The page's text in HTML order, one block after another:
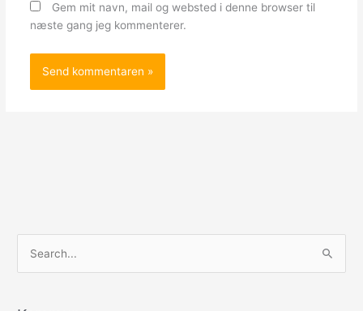
Gem mit navn, mail og websted i denne browser til
næste gang jeg kommenterer.